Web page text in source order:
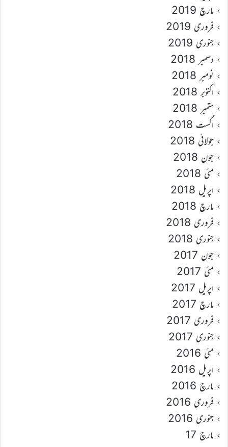
مارچ 2019
فروری 2019
جنوری 2019
دسمبر 2018
نومبر 2018
اکتوبر 2018
ستمبر 2018
اگست 2018
جولائی 2018
جون 2018
مئی 2018
اپریل 2018
مارچ 2018
فروری 2018
جنوری 2018
جون 2017
مئی 2017
اپریل 2017
مارچ 2017
فروری 2017
جنوری 2017
مئی 2016
اپریل 2016
مارچ 2016
فروری 2016
جنوری 2016
مارچ 17